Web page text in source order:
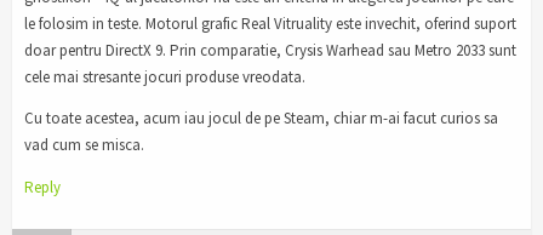
le folosim in teste. Motorul grafic Real Vitruality este invechit, oferind suport
doar pentru DirectX 9. Prin comparatie, Crysis Warhead sau Metro 2033 sunt
cele mai stresante jocuri produse vreodata.
Cu toate acestea, acum iau jocul de pe Steam, chiar m-ai facut curios sa
vad cum se misca.
Reply